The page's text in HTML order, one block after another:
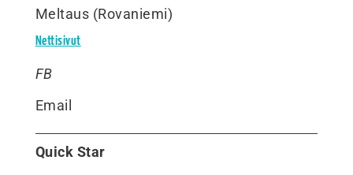
Meltaus (Rovaniemi)
Nettisivut
FB
Email
Quick Star